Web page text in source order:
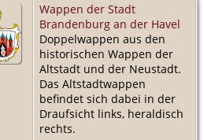
Wappen der Stadt
Brandenburg an der Havel
Doppelwappen aus den
historischen Wappen der
Altstadt und der Neustadt.
Das Altstadtwappen
befindet sich dabei in der
Draufsicht links, heraldisch
rechts.